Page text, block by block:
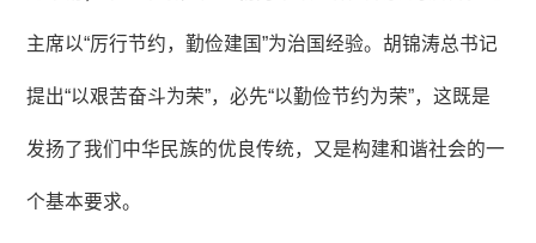
主席以“厉行节约，勤俭建国”为治国经验。胡锦涛总书记
提出“以艰苦奋斗为荣”，必先“以勤俭节约为荣”，这既是
发扬了我们中华民族的优良传统，又是构建和谐社会的一
个基本要求。